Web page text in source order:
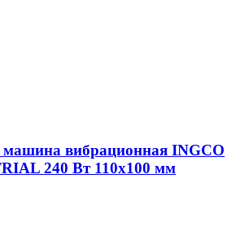
вибрационная INGCO
240 Вт 110х100 мм